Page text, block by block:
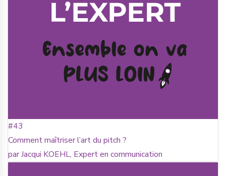
#43
Comment maîtriser l’art du pitch ?
par Jacqui KOEHL, Expert en communication